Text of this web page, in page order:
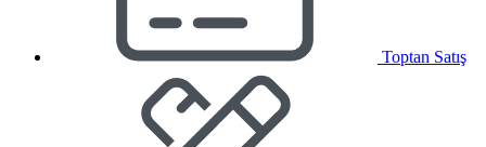
Toptan Satış